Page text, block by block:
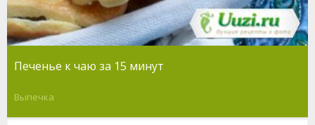
Печенье к чаю за 15 минут
Выпечка